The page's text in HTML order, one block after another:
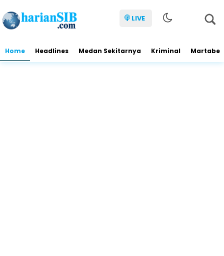
LIVE
Home Headlines Medan Sekitarnya Kriminal Martabe